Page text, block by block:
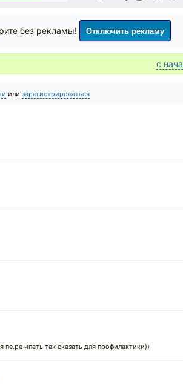
без рекламы! Отключить рекламу
с
или зарегистрироваться
ипать так сказать для профилактики))